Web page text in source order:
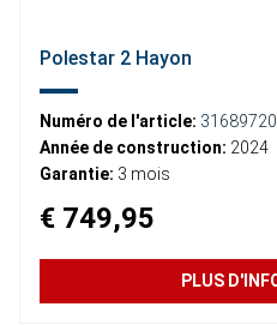
Polestar 2 Hayon
Numéro de l'article: 31689720
Année de construction: 2024
Garantie: 3 mois
€ 749,95
PLUS